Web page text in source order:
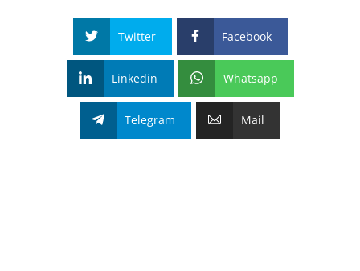
Twitter Facebook
Linkedin Whatsapp
Telegram Mail